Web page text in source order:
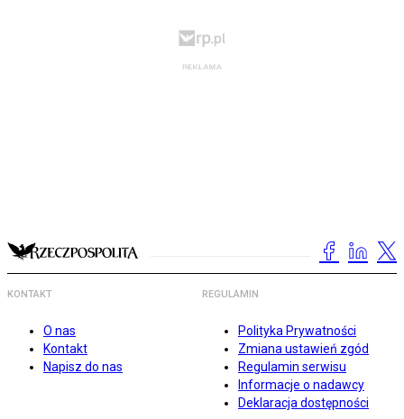
KONTAKT
O nas
Kontakt
Napisz do nas
REGULAMIN
Polityka Prywatności
Zmiana ustawień zgód
Regulamin serwisu
Informacje o nadawcy
Deklaracja dostępności